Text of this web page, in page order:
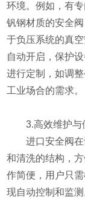
环境。例如，有
钒钢材质的安全
于负压系统的真
自动开启，保护
进行定制，如调
工业场合的需求。
3.高效维护与
进口安全阀在
和清洗的结构，
作简便，用户只
现自动控制和监